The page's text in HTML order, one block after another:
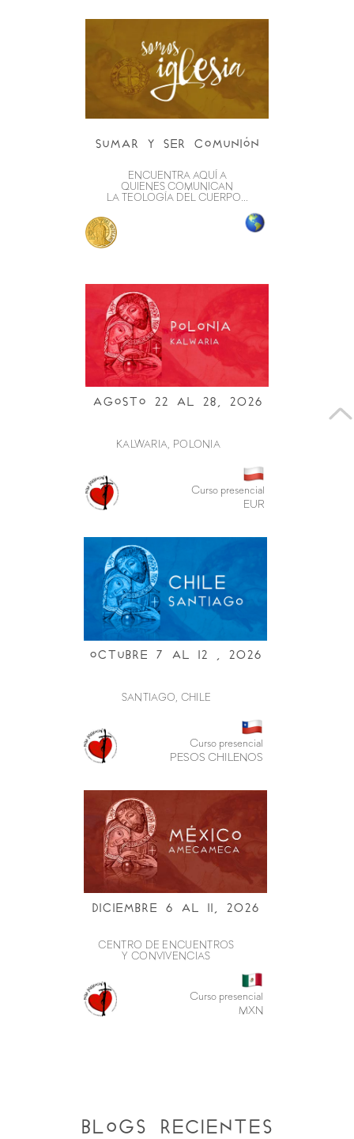
Agosto 22 al 28, 2026
KALWARIA, POLONIA
Curso presencial
EUR
Octubre 7 al i2 , 2026
SANTIAGO, CHILE
Curso presencial
PESOS CHILENOS
Diciembre 6 al ii, 2026
CENTRO DE ENCUENTROS
Y CONVIVENCIAS
Curso presencial
MXN
sumar y ser comunión
ENCUENTRA AQUÍ A
QUIENES COMUNICAN
LA TEOLOGÍA DEL CUERPO...
blogs recientes